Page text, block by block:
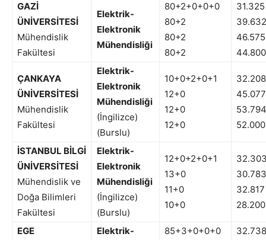
GAZİ
ÜNİVERSİTESİ
Mühendislik
Fakültesi
Elektrik-
Elektronik
Mühendisliği
80+2+0+0+0
80+2
80+2
80+2
31.325
39.632
46.575
44.800
ÇANKAYA
ÜNİVERSİTESİ
Mühendislik
Fakültesi
Elektrik-
Elektronik
Mühendisliği
(İngilizce)
(Burslu)
10+0+2+0+1
12+0
12+0
12+0
32.208
45.077
53.794
52.000
İSTANBUL BİLGİ
ÜNİVERSİTESİ
Mühendislik ve
Doğa Bilimleri
Fakültesi
Elektrik-
Elektronik
Mühendisliği
(İngilizce)
(Burslu)
12+0+2+0+1
13+0
11+0
10+0
30.783
32.817
28.200
EGE
Elektrik-
85+3+0+0+0
32.738